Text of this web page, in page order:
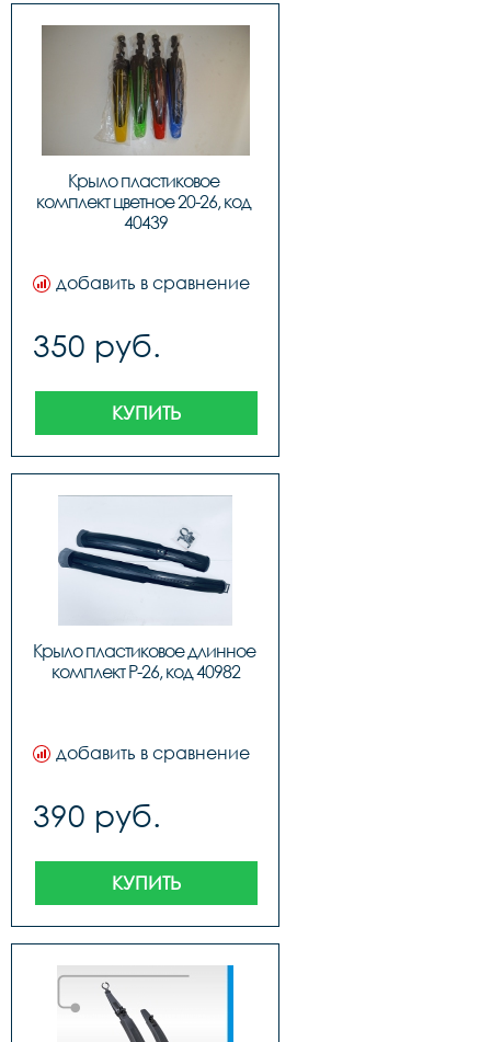
Крыло пластиковое
комплект цветное 20-26, код
40439
добавить в сравнение
350 руб.
КУПИТЬ
Крыло пластиковое длинное
комплект P-26, код 40982
добавить в сравнение
390 руб.
КУПИТЬ